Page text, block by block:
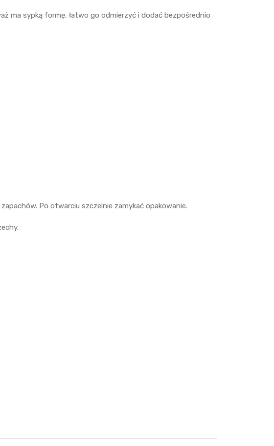
ma sypką formę, łatwo go odmierzyć i dodać bezpośrednio
Po otwarciu szczelnie zamykać opakowanie.